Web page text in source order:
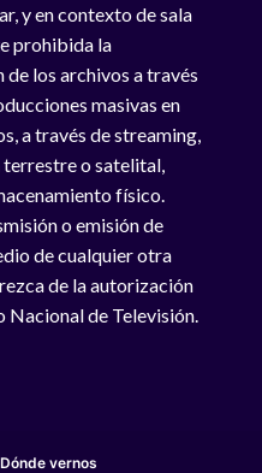
y en contexto de sala
prohibida la
los archivos a través
masivas en
a través de streaming,
o satelital,
físico.
o emisión de
de cualquier otra
de la autorización
de Televisión.
Dónde vernos